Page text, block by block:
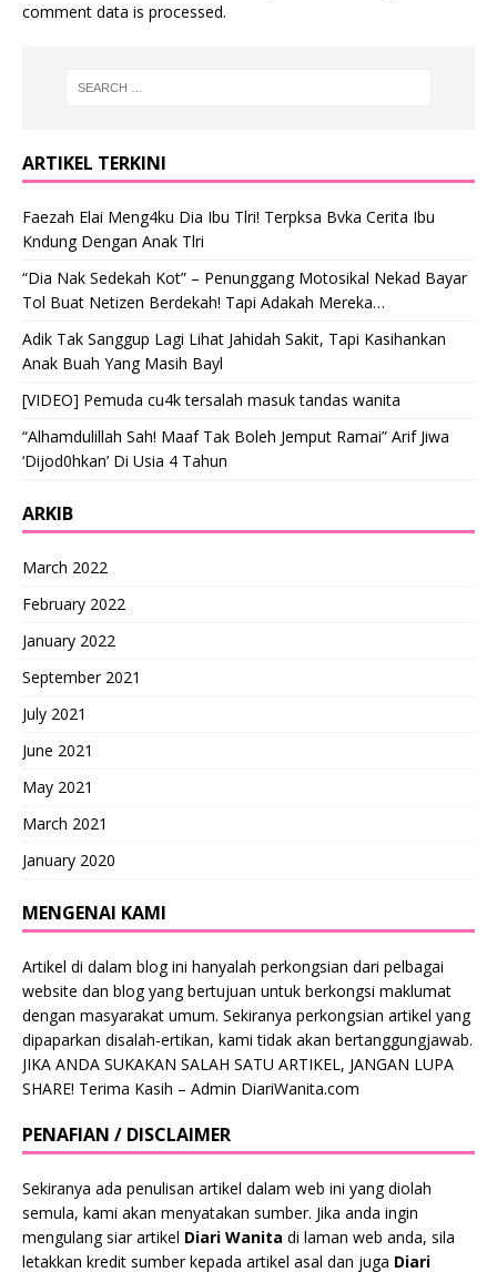
comment data is processed.
ARTIKEL TERKINI
Faezah Elai Meng4ku Dia Ibu Tlri! Terpksa Bvka Cerita Ibu
Kndung Dengan Anak Tlri
“Dia Nak Sedekah Kot” – Penunggang Motosikal Nekad Bayar
Tol Buat Netizen Berdekah! Tapi Adakah Mereka…
Adik Tak Sanggup Lagi Lihat Jahidah Sakit, Tapi Kasihankan
Anak Buah Yang Masih Bayl
[VIDEO] Pemuda cu4k tersalah masuk tandas wanita
“Alhamdulillah Sah! Maaf Tak Boleh Jemput Ramai” Arif Jiwa
‘Dijod0hkan’ Di Usia 4 Tahun
ARKIB
March 2022
February 2022
January 2022
September 2021
July 2021
June 2021
May 2021
March 2021
January 2020
MENGENAI KAMI
Artikel di dalam blog ini hanyalah perkongsian dari pelbagai
website dan blog yang bertujuan untuk berkongsi maklumat
dengan masyarakat umum. Sekiranya perkongsian artikel yang
dipaparkan disalah-ertikan, kami tidak akan bertanggungjawab.
JIKA ANDA SUKAKAN SALAH SATU ARTIKEL, JANGAN LUPA
SHARE! Terima Kasih – Admin DiariWanita.com
PENAFIAN / DISCLAIMER
Sekiranya ada penulisan artikel dalam web ini yang diolah
semula, kami akan menyatakan sumber. Jika anda ingin
mengulang siar artikel Diari Wanita di laman web anda, sila
letakkan kredit sumber kepada artikel asal dan juga Diari